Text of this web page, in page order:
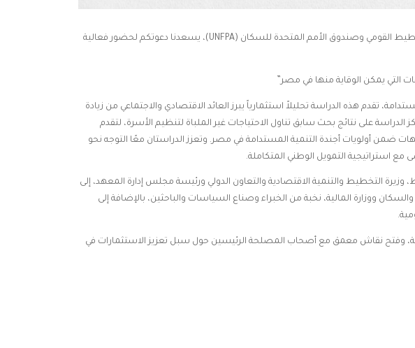
في إطار التعاون المثمر بين معهد التخطيط القومي وصندوق الأمم المتحدة للسكان (UNFPA)، يسعدنا دعوتكم لحضور فعالية
التي يمكن الوقاية منها في مصر”
التنمية المستدامة، تقدم هذه الدراسة تحليلاً استثمارياً يبرز العائد الاقتصادي والاجتماعي من زيادة
على نتائج بحث سابق تناول الاحتياجات غير الملباة لتنظيم الأسرة، لتقدم
ضمن أولويات أجندة التنمية المستدامة في مصر. وتعزز الدراستان معًا التوجه نحو
مع استراتيجية التمويل الوطني المتكاملة.
التخطيط والتنمية الاقتصادية والتعاون الدولي ورئيسة مجلس إدارة المعهد، إلى
ووزارة المالية، نخبة من الخبراء وصناع السياسات والباحثين، بالإضافة إلى
وفتح نقاش معمق مع أصحاب المصلحة الرئيسين حول سبل تعزيز الاستثمارات في